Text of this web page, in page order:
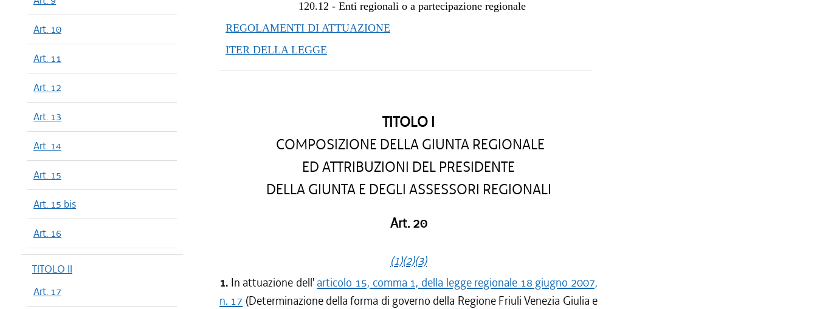
Art. 10
Art. 11
Art. 12
Art. 13
Art. 14
Art. 15
Art. 15 bis
Art. 16
TITOLO II
Art. 17
120.12 -Enti regionali o a partecipazione regionale
REGOLAMENTI DI ATTUAZIONE
ITER DELLA LEGGE
TITOLO I
COMPOSIZIONE DELLA GIUNTA REGIONALE
ED ATTRIBUZIONI DEL PRESIDENTE
DELLA GIUNTA E DEGLI ASSESSORI REGIONALI
Art. 20
(1)(2)(3)
1. In attuazione dell' articolo 15, comma 1, della legge regionale 18 giugno 2007,
n. 17 (Determinazione della forma di governo della Regione Friuli Venezia Giulia e